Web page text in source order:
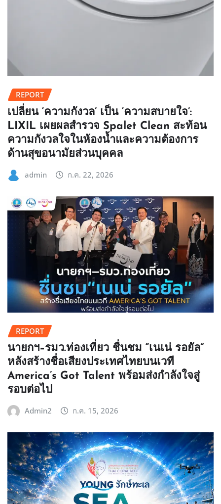
REPORT
เปลี่ยน ‘ความกังวล’ เป็น ‘ความสบายใจ’:
LIXIL เผยผลสำรวจ Spalet Clean สะท้อน
ความกังวลใจในห้องน้ำและความต้องการ
ด้านสุขอนามัยส่วนบุคคล
admin ก.ค. 22, 2026
REPORT
นายกฯ–รมว.ท่องเที่ยว ชื่นชม “เนเน่ รอยัล”
หลังสร้างชื่อเสียงประเทศไทยบนเวที
America’s Got Talent พร้อมส่งกำลังใจสู่
รอบต่อไป
Admin2 ก.ค. 15, 2026